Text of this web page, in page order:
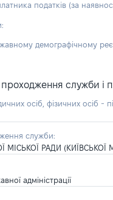
податків (за
демографічному
служби і
осіб, фізичних осіб
служби:
РАДИ (КИЇВСЬКОЇ
адміністрації